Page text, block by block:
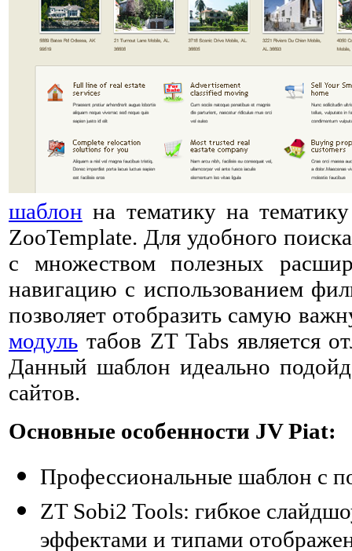
шаблон на тематику на
ZooTemplate. Для удобного
с множеством полезных
навигацию с использованием
позволяет отобразить самую
модуль табов ZT Tabs является
Данный шаблон идеально
сайтов.
Основные особенности JV Piat:
Профессиональные шаблон с
ZT Sobi2 Tools: гибкое
эффектами и типами